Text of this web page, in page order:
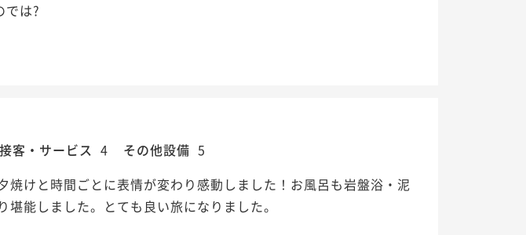
では?
接客・サービス 4 その他設備 5
焼けと時間ごとに表情が変わり感動しました！お風呂も岩盤浴・泥
能しました。とても良い旅になりました。